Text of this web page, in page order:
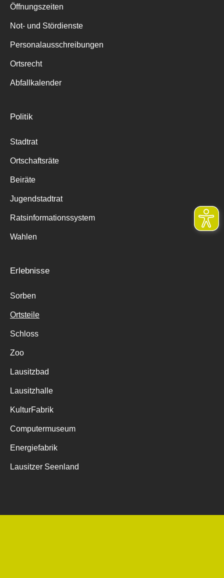
Öffnungszeiten
Not- und Stördienste
Personalausschreibungen
Ortsrecht
Abfallkalender
Politik
Stadtrat
Ortschaftsräte
Beiräte
Jugendstadtrat
Ratsinformationssystem
Wahlen
Erlebnisse
Sorben
Ortsteile
Schloss
Zoo
Lausitzbad
Lausitzhalle
KulturFabrik
Computermuseum
Energiefabrik
Lausitzer Seenland